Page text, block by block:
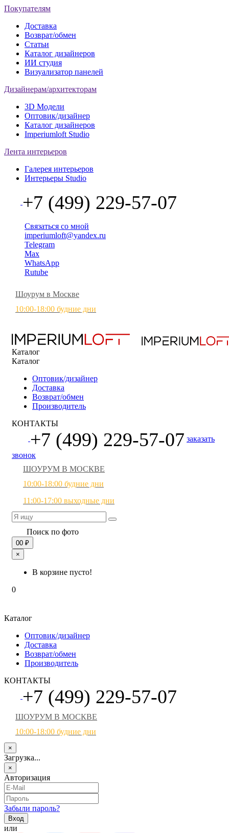
Покупателям
Доставка
Возврат/обмен
Статьи
Каталог дизайнеров
ИИ студия
Визуализатор панелей
Дизайнерам/архитекторам
3D Модели
Оптовик/дизайнер
Каталог дизайнеров
Imperiumloft Studio
Лента интерьеров
Галерея интерьеров
Интерьеры Studio
+7 (499) 229-57-07
Связаться со мной
imperiumloft@yandex.ru
Telegram
Max
WhatsApp
Rutube
Шоурум в Москве
10:00-18:00 будние дни
Каталог
Каталог
Оптовик/дизайнер
Доставка
Возврат/обмен
Производитель
КОНТАКТЫ
+7 (499) 229-57-07 заказать
звонок
ШОУРУМ В МОСКВЕ
10:00-18:00 будние дни
11:00-17:00 выходные дни
Поиск по фото
00 ₽
×
В корзине пусто!
0
Каталог
Оптовик/дизайнер
Доставка
Возврат/обмен
Производитель
КОНТАКТЫ
+7 (499) 229-57-07
ШОУРУМ В МОСКВЕ
10:00-18:00 будние дни
×
Загрузка...
×
Авторизация
Забыли пароль?
или